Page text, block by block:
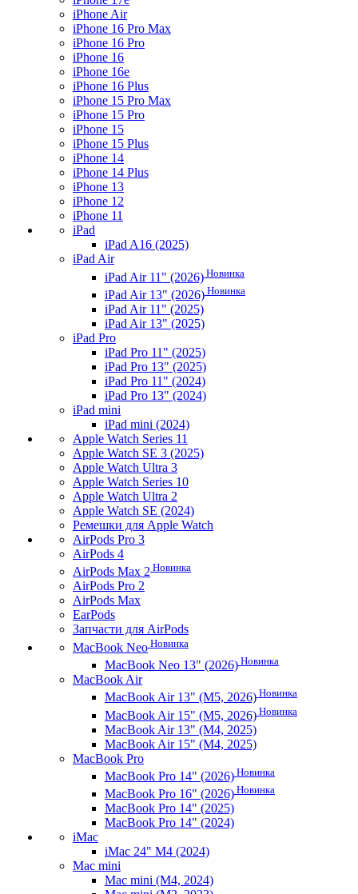
iPhone Air
iPhone 16 Pro Max
iPhone 16 Pro
iPhone 16
iPhone 16e
iPhone 16 Plus
iPhone 15 Pro Max
iPhone 15 Pro
iPhone 15
iPhone 15 Plus
iPhone 14
iPhone 14 Plus
iPhone 13
iPhone 12
iPhone 11
iPad
iPad A16 (2025)
iPad Air
iPad Air 11" (2026) Новинка
iPad Air 13" (2026) Новинка
iPad Air 11" (2025)
iPad Air 13" (2025)
iPad Pro
iPad Pro 11" (2025)
iPad Pro 13" (2025)
iPad Pro 11" (2024)
iPad Pro 13" (2024)
iPad mini
iPad mini (2024)
Apple Watch Series 11
Apple Watch SE 3 (2025)
Apple Watch Ultra 3
Apple Watch Series 10
Apple Watch Ultra 2
Apple Watch SE (2024)
Ремешки для Apple Watch
AirPods Pro 3
AirPods 4
AirPods Max 2 Новинка
AirPods Pro 2
AirPods Max
EarPods
Запчасти для AirPods
MacBook Neo Новинка
MacBook Neo 13" (2026) Новинка
MacBook Air
MacBook Air 13" (M5, 2026) Новинка
MacBook Air 15" (M5, 2026) Новинка
MacBook Air 13" (M4, 2025)
MacBook Air 15" (M4, 2025)
MacBook Pro
MacBook Pro 14" (2026) Новинка
MacBook Pro 16" (2026) Новинка
MacBook Pro 14" (2025)
MacBook Pro 14" (2024)
iMac
iMac 24" M4 (2024)
Mac mini
Mac mini (M4, 2024)